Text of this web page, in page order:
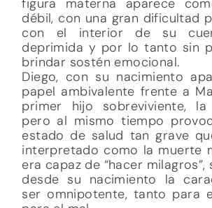
figura materna aparece
débil, con una gran dificultad
con el interior de su
deprimida y por lo tanto sin
brindar sostén emocional.
Diego, con su nacimiento
papel ambivalente frente a
primer hijo sobreviviente,
pero al mismo tiempo
estado de salud tan grave
interpretado como la muerte
era capaz de “hacer
desde su nacimiento la
ser omnipotente, tanto para